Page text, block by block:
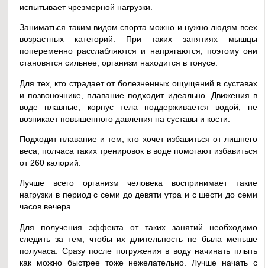
испытывает чрезмерной нагрузки.
Заниматься таким видом спорта можно и нужно людям всех
возрастных категорий. При таких занятиях мышцы
попеременно расслабляются и напрягаются, поэтому они
становятся сильнее, организм находится в тонусе.
Для тех, кто страдает от болезненных ощущений в суставах
и позвоночнике, плавание подходит идеально. Движения в
воде плавные, корпус тела поддерживается водой, не
возникает повышенного давления на суставы и кости.
Подходит плавание и тем, кто хочет избавиться от лишнего
веса, полчаса таких тренировок в воде помогают избавиться
от 260 калорий.
Лучше всего организм человека воспринимает такие
нагрузки в период с семи до девяти утра и с шести до семи
часов вечера.
Для получения эффекта от таких занятий необходимо
следить за тем, чтобы их длительность не была меньше
получаса. Сразу после погружения в воду начинать плыть
как можно быстрее тоже нежелательно. Лучше начать с